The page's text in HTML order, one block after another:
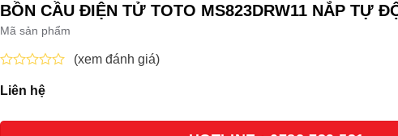
BỒN CẦU ĐIỆN TỬ TOTO MS823DRW11 NẮP TỰ
Mã sản phẩm
xếp
(xem đánh giá)
Liên hệ